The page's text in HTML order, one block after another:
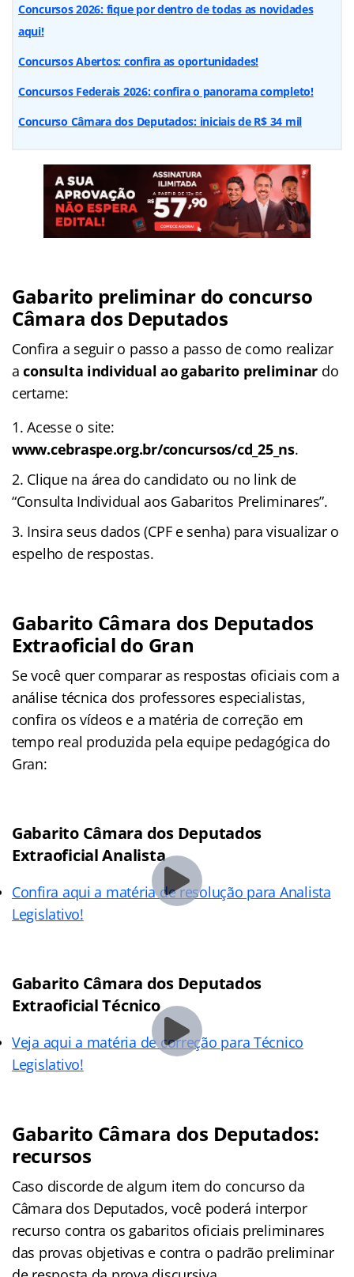
Concursos 2026: fique por dentro de todas as novidades
aqui!
Concursos Abertos: confira as oportunidades!
Concursos Federais 2026: confira o panorama completo!
Concurso Câmara dos Deputados: iniciais de R$ 34 mil
Gabarito preliminar do concurso
Câmara dos Deputados
Confira a seguir o passo a passo de como realizar
aconsulta individual ao gabarito preliminar do
certame:
Acesse o site:
www.cebraspe.org.br/concursos/cd_25_ns.
Clique na área do candidato ou no link de
“Consulta Individual aos Gabaritos Preliminares”.
Insira seus dados (CPF e senha) para visualizar o
espelho de respostas.
Gabarito Câmara dos Deputados
Extraoficial do Gran
Se você quer comparar as respostas oficiais com a
análise técnica dos professores especialistas,
confira os vídeos e a matéria de correção em
tempo real produzida pela equipe pedagógica do
Gran:
Gabarito Câmara dos Deputados
Extraoficial Analista
Confira aqui a matéria de resolução para Analista
Legislativo!
Gabarito Câmara dos Deputados
Extraoficial Técnico
Veja aqui a matéria de correção para Técnico
Legislativo!
Gabarito Câmara dos Deputados:
recursos
Caso discorde de algum item do concurso da
Câmara dos Deputados, você poderá interpor
recurso contra os gabaritos oficiais preliminares
das provas objetivas e contra o padrão preliminar